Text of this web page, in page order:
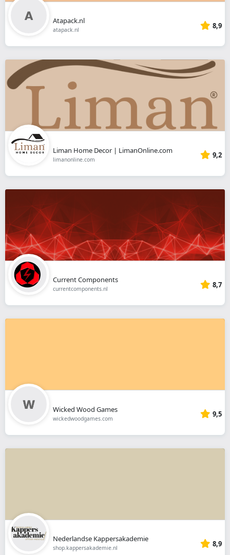
Atapack.nl
atapack.nl 8,9
Liman Home Decor | LimanOnline.com
limanonline.com 9,2
Current Components
currentcomponents.nl 8,7
Wicked Wood Games
wickedwoodgames.com 9,5
Nederlandse Kappersakademie
shop.kappersakademie.nl 8,9